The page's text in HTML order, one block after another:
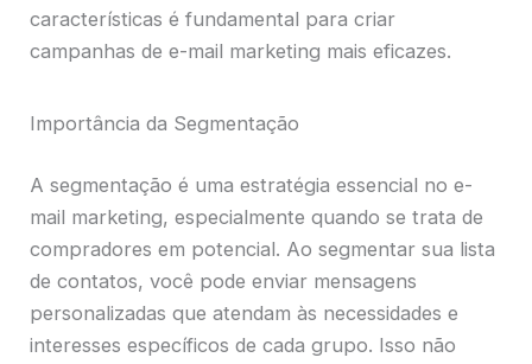
características é fundamental para criar
campanhas de e-mail marketing mais eficazes.
Importância da Segmentação
A segmentação é uma estratégia essencial no e-
mail marketing, especialmente quando se trata de
compradores em potencial. Ao segmentar sua lista
de contatos, você pode enviar mensagens
personalizadas que atendam às necessidades e
interesses específicos de cada grupo. Isso não